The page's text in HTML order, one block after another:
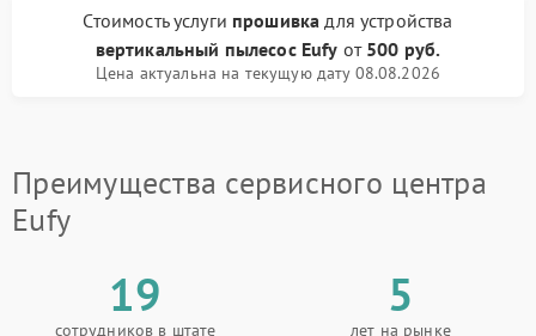
Стоимость услуги прошивка для устройства
вертикальный пылесос Eufy от 500 руб.
Цена актуальна на текущую дату 08.08.2026
Преимущества сервисного центра
Eufy
19
сотрудников в штате
5
лет на рынке